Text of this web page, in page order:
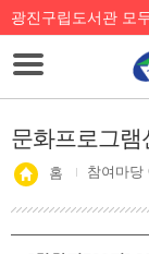
광진구립도서관 모
문화프로그램
홈 참여마당